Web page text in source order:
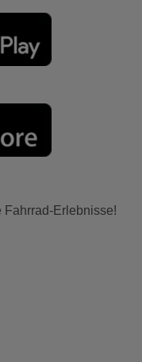
Fahrrad-Erlebnisse!